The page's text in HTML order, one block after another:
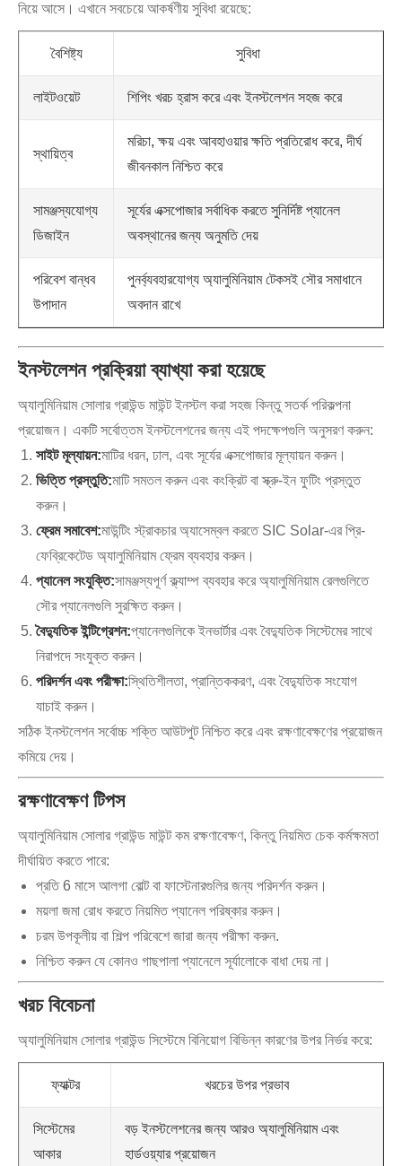
নিয়ে আসে। এখানে সবচেয়ে আকর্ষণীয় সুবিধা রয়েছে:
বৈশিষ্ট্য সুবিধা
লাইটওয়েট শিপিং খরচ হ্রাস করে এবং ইনস্টলেশন সহজ করে
স্থায়িত্ব
মরিচা, ক্ষয় এবং আবহাওয়ার ক্ষতি প্রতিরোধ করে, দীর্ঘ
জীবনকাল নিশ্চিত করে
সামঞ্জস্যযোগ্য
ডিজাইন
সূর্যের এক্সপোজার সর্বাধিক করতে সুনির্দিষ্ট প্যানেল
অবস্থানের জন্য অনুমতি দেয়
পরিবেশ বান্ধব
উপাদান
পুনর্ব্যবহারযোগ্য অ্যালুমিনিয়াম টেকসই সৌর সমাধানে
অবদান রাখে
ইনস্টলেশন প্রক্রিয়া ব্যাখ্যা করা হয়েছে
অ্যালুমিনিয়াম সোলার গ্রাউন্ড মাউন্ট ইনস্টল করা সহজ কিন্তু সতর্ক পরিকল্পনা
প্রয়োজন। একটি সর্বোত্তম ইনস্টলেশনের জন্য এই পদক্ষেপগুলি অনুসরণ করুন:
সাইট মূল্যায়ন:মাটির ধরন, ঢাল, এবং সূর্যের এক্সপোজার মূল্যায়ন করুন।
ভিত্তি প্রস্তুতি:মাটি সমতল করুন এবং কংক্রিট বা স্ক্রু-ইন ফুটিং প্রস্তুত
করুন।
ফ্রেম সমাবেশ:মাউন্টিং স্ট্রাকচার অ্যাসেম্বল করতে SIC Solar-এর প্রি-
ফেব্রিকেটেড অ্যালুমিনিয়াম ফ্রেম ব্যবহার করুন।
প্যানেল সংযুক্তি:সামঞ্জস্যপূর্ণ ক্ল্যাম্প ব্যবহার করে অ্যালুমিনিয়াম রেলগুলিতে
সৌর প্যানেলগুলি সুরক্ষিত করুন।
বৈদ্যুতিক ইন্টিগ্রেশন:প্যানেলগুলিকে ইনভার্টার এবং বৈদ্যুতিক সিস্টেমের সাথে
নিরাপদে সংযুক্ত করুন।
পরিদর্শন এবং পরীক্ষা:স্থিতিশীলতা, প্রান্তিককরণ, এবং বৈদ্যুতিক সংযোগ
যাচাই করুন।
সঠিক ইনস্টলেশন সর্বোচ্চ শক্তি আউটপুট নিশ্চিত করে এবং রক্ষণাবেক্ষণের প্রয়োজন
কমিয়ে দেয়।
রক্ষণাবেক্ষণ টিপস
অ্যালুমিনিয়াম সোলার গ্রাউন্ড মাউন্ট কম রক্ষণাবেক্ষণ, কিন্তু নিয়মিত চেক কর্মক্ষমতা
দীর্ঘায়িত করতে পারে:
প্রতি 6 মাসে আলগা বোল্ট বা ফাস্টেনারগুলির জন্য পরিদর্শন করুন।
ময়লা জমা রোধ করতে নিয়মিত প্যানেল পরিষ্কার করুন।
চরম উপকূলীয় বা শিল্প পরিবেশে জারা জন্য পরীক্ষা করুন.
নিশ্চিত করুন যে কোনও গাছপালা প্যানেলে সূর্যালোকে বাধা দেয় না।
খরচ বিবেচনা
অ্যালুমিনিয়াম সোলার গ্রাউন্ড সিস্টেমে বিনিয়োগ বিভিন্ন কারণের উপর নির্ভর করে:
ফ্যাক্টর খরচের উপর প্রভাব
সিস্টেমের
আকার
বড় ইনস্টলেশনের জন্য আরও অ্যালুমিনিয়াম এবং
হার্ডওয়্যার প্রয়োজন